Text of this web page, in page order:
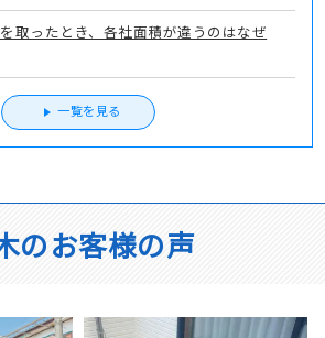
取ったとき、各社面積が違うのはなぜ
一覧を見る
のお客様の声